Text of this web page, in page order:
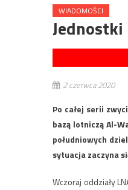
WIADOMOŚCI
2 czerwca 2020
Po całej serii
bazą lotniczą Al-
południowych
sytuacja zaczyna
Wczoraj oddziały